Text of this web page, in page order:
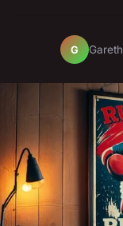
G Gareth